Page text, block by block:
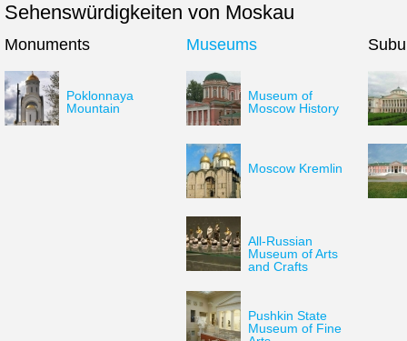
Sehenswürdigkeiten von Moskau
Monuments
Poklonnaya
Mountain
Museums
Museum of
Moscow History
Moscow Kremlin
All-Russian
Museum of Arts
and Crafts
Pushkin State
Museum of Fine